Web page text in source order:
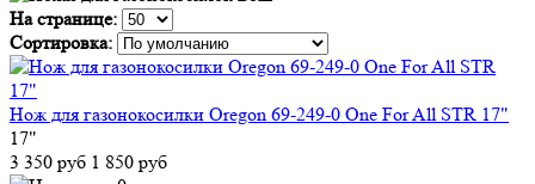
На странице:
Сортировка:
Нож для газонокосилки Oregon 69-249-0 One For All STR 17"
17"
3 350 руб 1 850 руб